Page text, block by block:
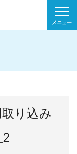
メニュー
り込み